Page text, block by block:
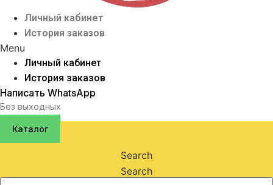
Личный кабинет
История заказов
Menu
Личный кабинет
История заказов
Написать WhatsApp
Без выходных
Каталог
Search
Search